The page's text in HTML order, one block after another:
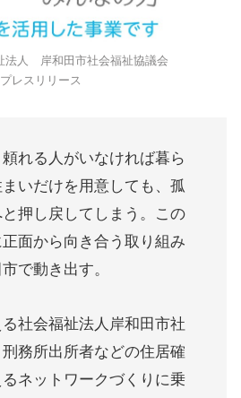
法人 岸和田市社会福祉協議会
プレスリリース
れる人がいなければ暮ら
いだけを用意しても、孤
押し戻してしまう。この
正面から向き合う取り組み
で動き出す。
社会福祉法人岸和田市社
務所出所者などの住居確
ネットワークづくりに乗